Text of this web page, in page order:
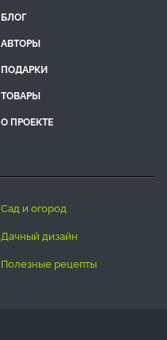
БЛОГ
АВТОРЫ
ПОДАРКИ
ТОВАРЫ
О ПРОЕКТЕ
сад и огород
дачный дизайн
полезные рецепты